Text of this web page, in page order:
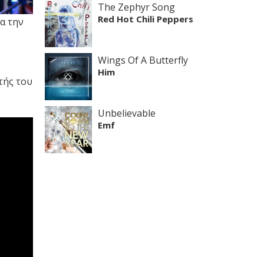
την
του
The Zephyr Song
Red Hot Chili Peppers
Wings Of A Butterfly
Him
Unbelievable
Emf